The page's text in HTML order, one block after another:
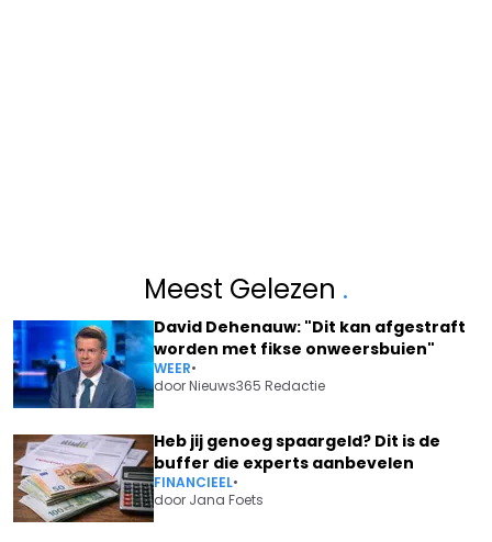
Meest Gelezen .
David Dehenauw: "Dit kan afgestraft
worden met fikse onweersbuien"
WEER•
doorNieuws365 Redactie
Heb jij genoeg spaargeld? Dit is de
buffer die experts aanbevelen
FINANCIEEL•
door Jana Foets